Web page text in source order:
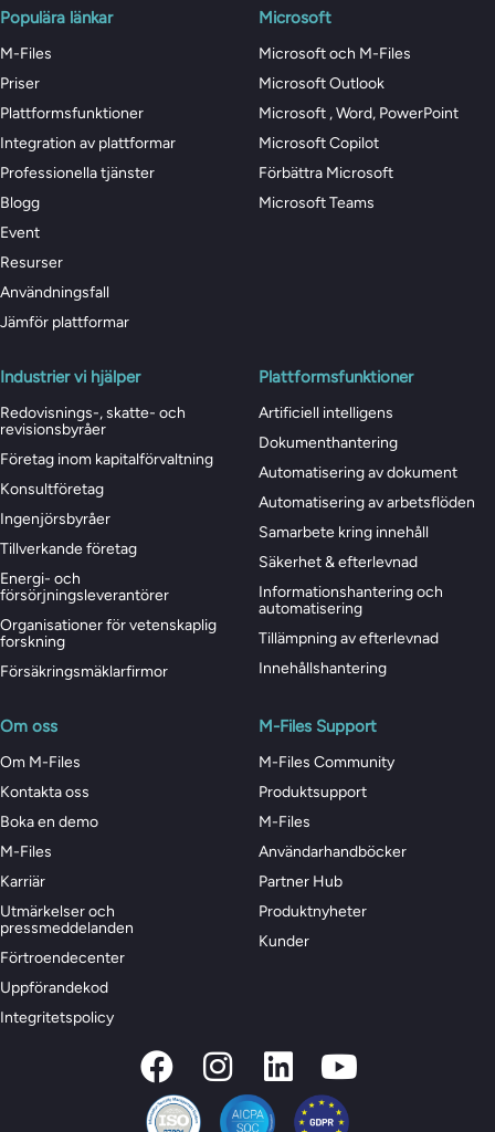
Populära länkar
M-Files
Priser
Plattformsfunktioner
Integration av plattformar
Professionella tjänster
Blogg
Event
Resurser
Användningsfall
Jämför plattformar
Microsoft
Microsoft och M-Files
Microsoft Outlook
Microsoft , Word, PowerPoint
Microsoft Copilot
Förbättra Microsoft
Microsoft Teams
Industrier vi hjälper
Redovisnings-, skatte- och
revisionsbyråer
Företag inom kapitalförvaltning
Konsultföretag
Ingenjörsbyråer
Tillverkande företag
Energi- och
försörjningsleverantörer
Organisationer för vetenskaplig
forskning
Försäkringsmäklarfirmor
Plattformsfunktioner
Artificiell intelligens
Dokumenthantering
Automatisering av dokument
Automatisering av arbetsflöden
Samarbete kring innehåll
Säkerhet & efterlevnad
Informationshantering och
automatisering
Tillämpning av efterlevnad
Innehållshantering
Om oss
Om M-Files
Kontakta oss
Boka en demo
M-Files
Karriär
Utmärkelser och
pressmeddelanden
Förtroendecenter
Uppförandekod
Integritetspolicy
M-Files Support
M-Files Community
Produktsupport
M-Files
Användarhandböcker
Partner Hub
Produktnyheter
Kunder